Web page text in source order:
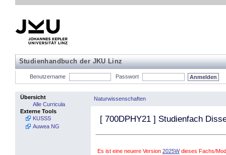
Studienhandbuch der JKU Linz
Benutzername Passwort
Übersicht
Alle Curricula
Externe Tools
KUSSS
Auwea NG
Naturwissenschaften
[ 700DPHY21 ] Studienfach
Es ist eine neuere Version 2025Wdieses Fachs/